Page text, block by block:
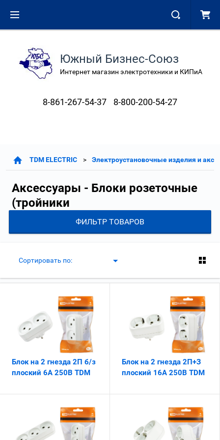
Южный Бизнес-Союз
Интернет магазин электротехники и КИПиА
8-861-267-54-37 8-800-200-54-27
TDM ELECTRIC Электроустановочные изделия и
Аксессуары - Блоки розеточные
(тройники
ФИЛЬТР ТОВАРОВ
Сортировать по:
Блок на 2 гнезда 2П б/з
плоский 6А 250B TDM
Блок на 2 гнезда 2П+З
плоский 16А 250B TDM